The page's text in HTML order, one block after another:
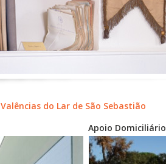
Valências do Lar de São Sebastião
Apoio Domiciliário